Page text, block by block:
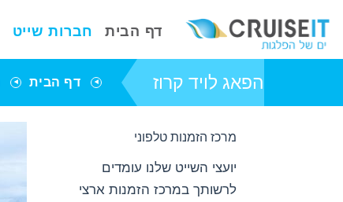
דף הבית חברות שייט
הפאג לויד קרוז דף הבית
מרכז הזמנות טלפוני
יועצי השייט שלנו עומדים
לרשותך במרכז הזמנות ארצי
פרטי חברת השייט
באפשרותך ללחוץ